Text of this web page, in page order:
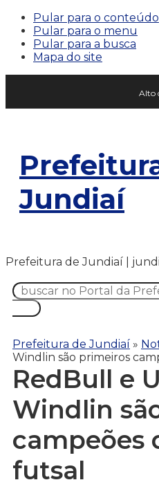
Pular para o conteúdo
Pular para o menu
Pular para a busca
Mapa do site
Alto
Jundiaí
Prefeitura de Jundiaí |
Prefeitura de Jundiaí »
Windlin são primeiros
RedBull e
Windlin
campeões
futsal